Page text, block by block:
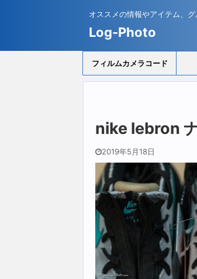
オススメの情報やアイテム、
Log-Photo
フィルムカメラコード
nike lebron
2019年5月18日